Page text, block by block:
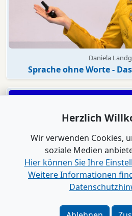
Daniela
Sprache ohne Worte -
Herzlich
Wir verwenden Cookies,
soziale Medien
Hier können Sie Ihre
Weitere Informationen